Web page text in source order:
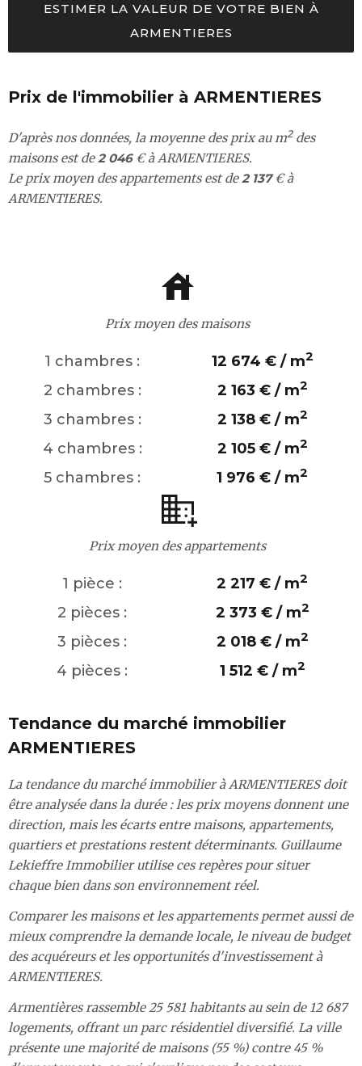
ESTIMER LA VALEUR DE VOTRE BIEN À
ARMENTIERES
Prix de l'immobilier à ARMENTIERES
D'après nos données, la moyenne des prix au m2des
maisons est de2 046€ à ARMENTIERES.
Le prix moyen des appartements est de2 137€ à
ARMENTIERES.
Prix moyen des maisons
1 chambres : 12 674 € / m2
2 chambres : 2 163 € / m2
3 chambres : 2 138 € / m2
4 chambres : 2 105 € / m2
5 chambres : 1 976 € / m2
Prix moyen des appartements
1 pièce : 2 217 € / m2
2 pièces : 2 373 € / m2
3 pièces : 2 018 € / m2
4 pièces : 1 512 € / m2
Tendance du marché immobilier
ARMENTIERES
La tendance du marché immobilier à ARMENTIERES doit
être analysée dans la durée : les prix moyens donnent une
direction, mais les écarts entre maisons, appartements,
quartiers et prestations restent déterminants. Guillaume
Lekieffre Immobilier utilise ces repères pour situer
chaque bien dans son environnement réel.
Comparer les maisons et les appartements permet aussi de
mieux comprendre la demande locale, le niveau de budget
des acquéreurs et les opportunités d'investissement à
ARMENTIERES.
Armentières rassemble 25 581 habitants au sein de 12 687
logements, offrant un parc résidentiel diversifié. La ville
présente une majorité de maisons (55 %) contre 45 %